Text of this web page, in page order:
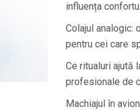
influența
Colajul analogic:
pentru cei care
Ce ritualuri ajută
profesionale de
Machiajul în